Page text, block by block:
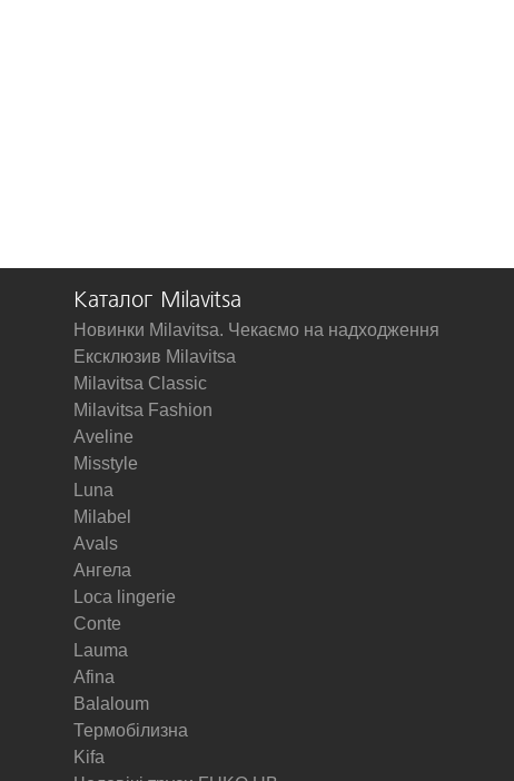
Каталог Milavitsa
Новинки Milavitsa. Чекаємо на надходження
Ексклюзив Milavitsa
Milavitsa Classic
Milavitsa Fashion
Aveline
Misstyle
Luna
Milabel
Avals
Ангела
Loca lingerie
Conte
Lauma
Afina
Balaloum
Термобілизна
Kifa